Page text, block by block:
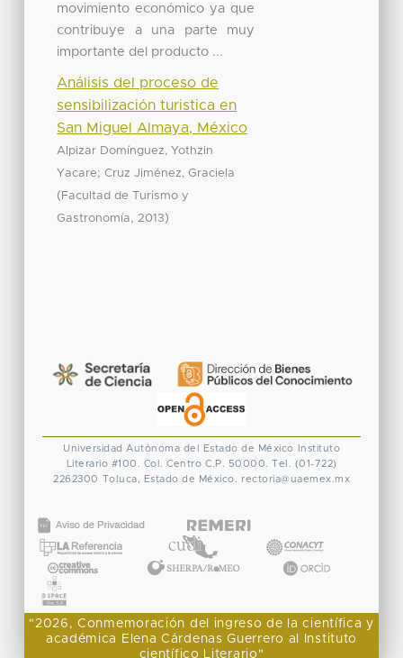
movimiento económico ya que
contribuye a una parte muy
importante del producto ...
Análisis del proceso de
sensibilización turistica en
San Miguel Almaya, México
Alpizar Domínguez, Yothzin
Yacare;Cruz Jiménez, Graciela
( Facultad de Turismo y
Gastronomía, 2013)
Universidad Autónoma del Estado de México
Instituto
Literario #100. Col. Centro C.P. 50000. Tel. (01-722)
2262300 Toluca, Estado de México. rectoria@uaemex.mx
"2026, Conmemoración del ingreso de la científica y
académica Elena Cárdenas Guerrero al Instituto
científico Literario"